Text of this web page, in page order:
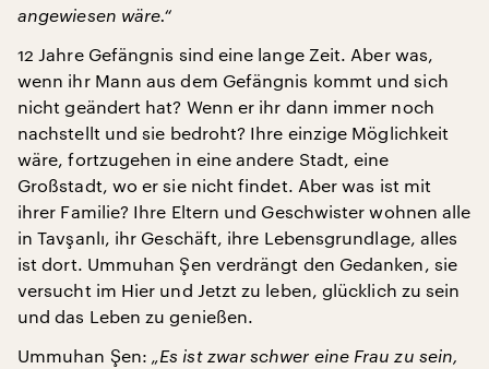
angewiesen wäre.“
12 Jahre Gefängnis sind eine lange Zeit. Aber was,
wenn ihr Mann aus dem Gefängnis kommt und sich
nicht geändert hat? Wenn er ihr dann immer noch
nachstellt und sie bedroht? Ihre einzige Möglichkeit
wäre, fortzugehen in eine andere Stadt, eine
Großstadt, wo er sie nicht findet. Aber was ist mit
ihrer Familie? Ihre Eltern und Geschwister wohnen alle
in Tavşanlı, ihr Geschäft, ihre Lebensgrundlage, alles
ist dort. Ummuhan Şen verdrängt den Gedanken, sie
versucht im Hier und Jetzt zu leben, glücklich zu sein
und das Leben zu genießen.
Ummuhan Şen: „Es ist zwar schwer eine Frau zu sein,